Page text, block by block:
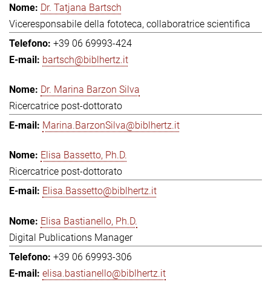
Dr. Tatjana Bartsch
Viceresponsabile della fototeca, collaboratrice scientifica
+39 06 69993-424
bartsch@biblhertz.it
Dr. Marina Barzon Silva
Ricercatrice post-dottorato
Marina.BarzonSilva@biblhertz.it
Elisa Bassetto, Ph.D.
Ricercatrice post-dottorato
Elisa.Bassetto@biblhertz.it
Elisa Bastianello, Ph.D.
Digital Publications Manager
+39 06 69993-306
elisa.bastianello@biblhertz.it